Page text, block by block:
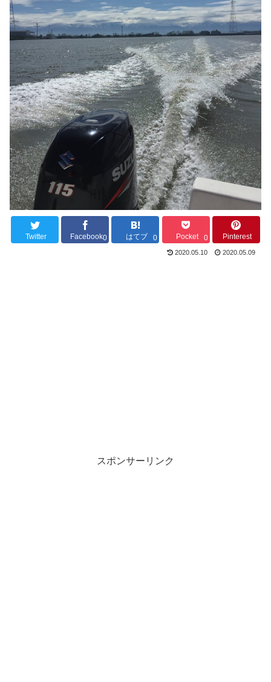
Twitter Facebook0 はてブ 0 Pocket 0 Pinterest
2020.05.10 2020.05.09
スポンサーリンク